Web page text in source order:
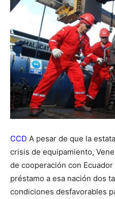
CCD A pesar de que la
crisis de equipamiento,
de cooperación con
préstamo a esa nación dos
condiciones desfavorables